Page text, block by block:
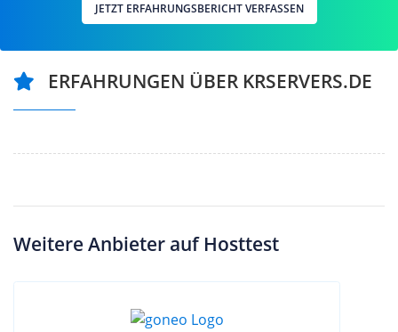
JETZT ERFAHRUNGSBERICHT VERFASSEN
ERFAHRUNGEN ÜBER KRSERVERS.DE
Weitere Anbieter auf Hosttest